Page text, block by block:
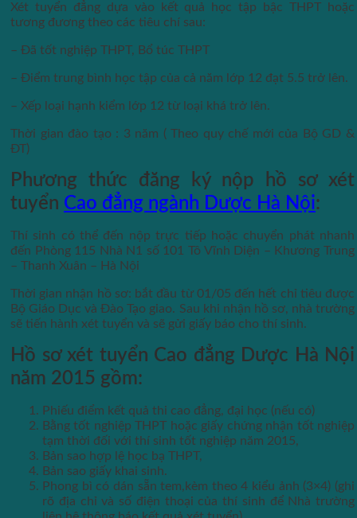
Xét tuyển đẳng dựa vào kết quả học tập bậc THPT hoặc
tương đương theo các tiêu chí sau:
– Đã tốt nghiệp THPT, Bổ túc THPT
– Điểm trung bình học tập của cả năm lớp 12 đạt 5.5 trở lên.
– Xếp loại hạnh kiểm lớp 12 từ loại khá trở lên.
Thời gian đào tạo : 3 năm ( Theo quy chế mới của Bộ GD &
ĐT)
Phương thức đăng ký nộp hồ sơ xét
tuyển Cao đẳng ngành Dược Hà Nội:
Thí sinh có thể đến nộp trực tiếp hoặc chuyển phát nhanh
đến Phòng 115 Nhà N1 số 101 Tô Vĩnh Diện – Khương Trung
– Thanh Xuân – Hà Nội
Thời gian nhận hồ sơ: bắt đầu từ 01/05 đến hết chỉ tiêu được
Bộ Giáo Dục và Đào Tạo giao. Sau khi nhận hồ sơ, nhà trường
sẽ tiến hành xét tuyển và sẽ gửi giấy báo cho thí sinh.
Hồ sơ xét tuyển Cao đẳng Dược Hà Nội
năm 2015 gồm:
Phiếu điểm kết quả thi cao đẳng, đại học (nếu có)
Bằng tốt nghiệp THPT hoặc giấy chứng nhận tốt nghiệp
tạm thời đối với thí sinh tốt nghiệp năm 2015,
Bản sao hợp lệ học bạ THPT,
Bản sao giấy khai sinh.
Phong bì có dán sẵn tem,kèm theo 4 kiểu ảnh (3×4) (ghi
rõ địa chỉ và số điện thoại của thí sinh để Nhà trường